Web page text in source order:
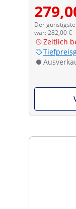
Der
war: 282,00 €
Zeitlich